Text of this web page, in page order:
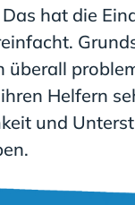
Das hat die
überall
Helfern
und